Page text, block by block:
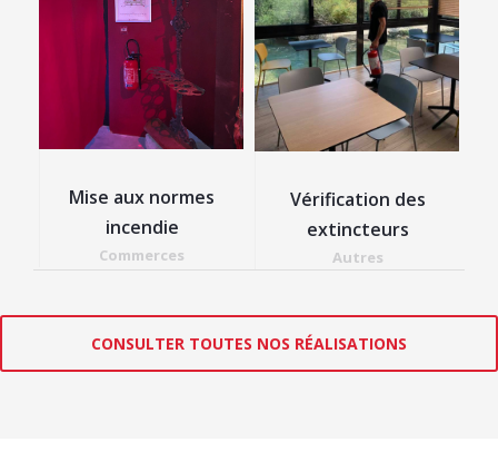
Mise aux normes
incendie
Commerces
Vérification des
extincteurs
Autres
CONSULTER TOUTES NOS RÉALISATIONS